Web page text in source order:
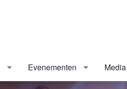
Evenementen Media